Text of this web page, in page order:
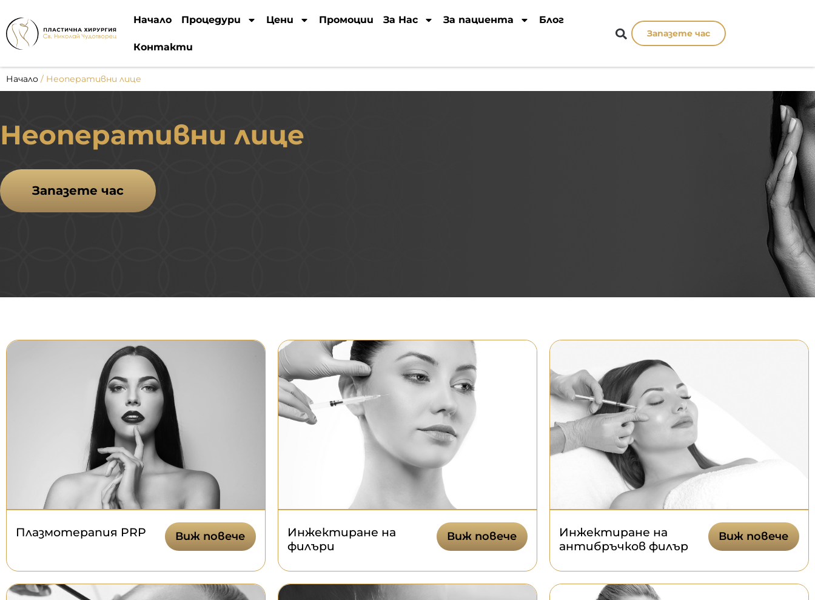
Начало Процедури Цени Промоции За Нас За пациента Блог
Контакти
Запазете час
Начало / Неоперативни лице
Неоперативни лице
Запазете час
Плазмотерапия PRP Виж повече
Инжектиране на
филъри
Виж повече
Инжектиране на
антибръчков филър
Виж повече